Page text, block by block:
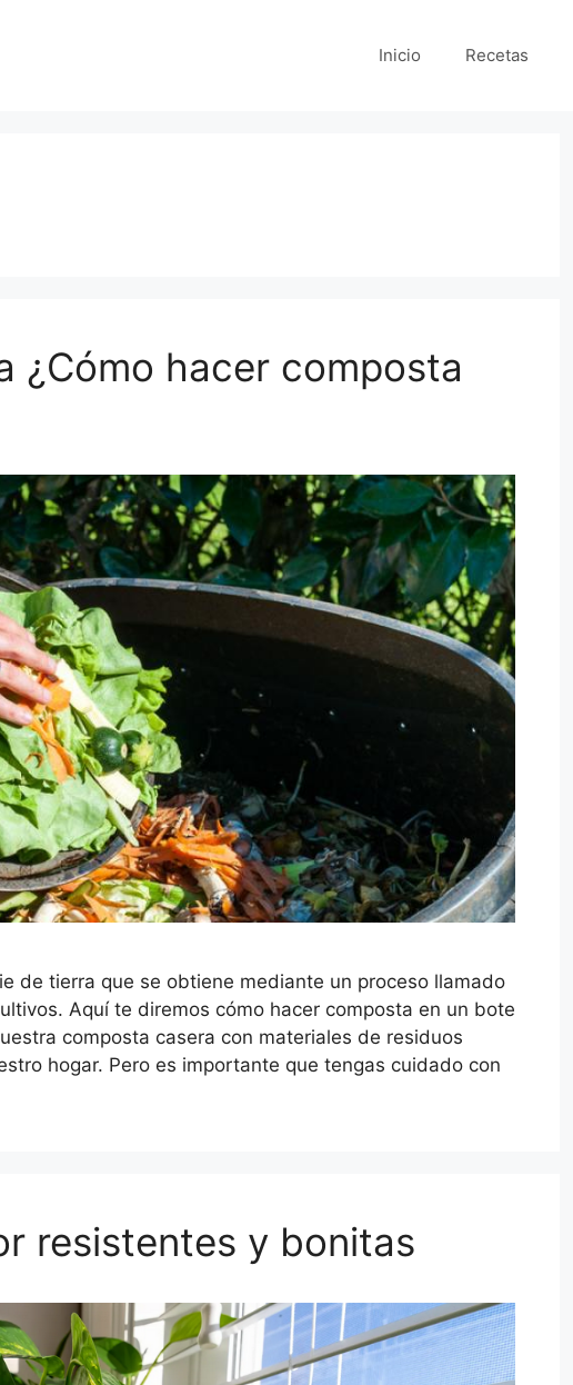
Inicio Recetas
¿Cómo hacer composta
de tierra que se obtiene mediante un proceso llamado
Aquí te diremos cómo hacer composta en un bote
composta casera con materiales de residuos
hogar. Pero es importante que tengas cuidado con
resistentes y bonitas